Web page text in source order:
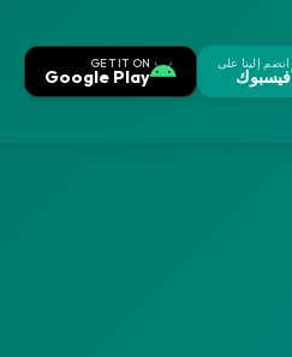
انضم إلينا على
فيسبوك
GET IT ON
Google Play